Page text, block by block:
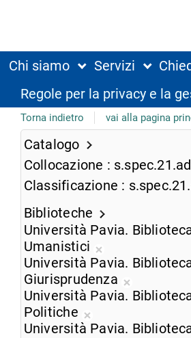
Chi siamo Servizi
Regole per la privacy e la
Torna indietro vai alla pagina
Catalogo
Collocazione
Classificazione
Biblioteche
Università Pavia.
Umanistici
Rimuovi
dalla
ricerca
Università Pavia.
Giurisprudenza
Rimuovi
ricerca
Università Pavia.
Politiche
Rimuovi
Università Pavia.